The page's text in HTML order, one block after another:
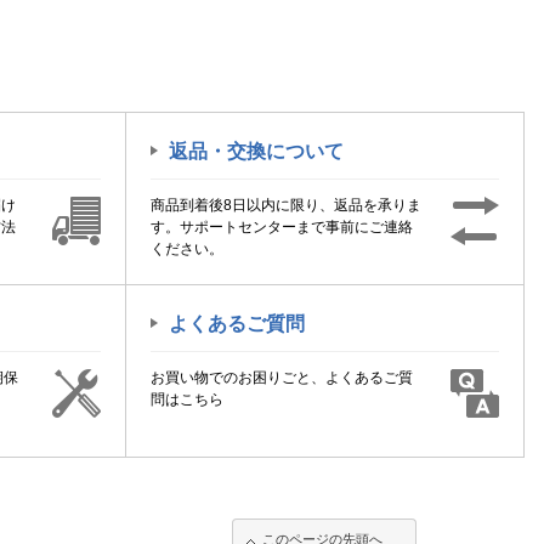
返品・交換について
商品到着後8日以内に限り、返品を承りま
す。サポートセンターまで事前にご連絡
ください。
保
よくあるご質問
お買い物でのお困りごと、よくあるご質
問はこちら
このページの先頭へ